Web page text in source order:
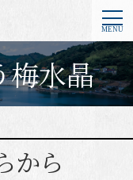
梅水晶
から